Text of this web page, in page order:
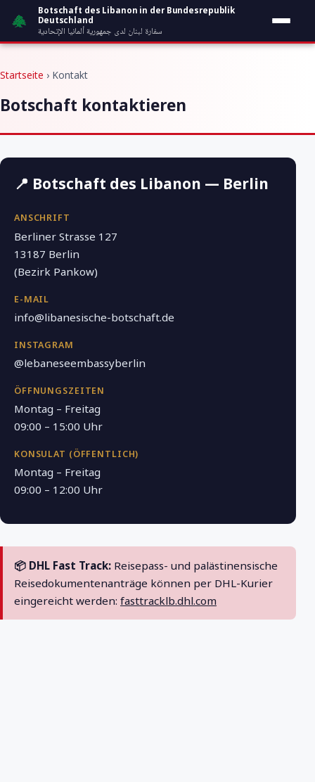
Zum Inhalt springen
Botschaft des Libanon in der Bundesrepublik
Deutschland
سفارة لبنان لدى جمهورية ألمانيا الإتحادية
Startseite › Kontakt
Botschaft kontaktieren
📍 Botschaft des Libanon — Berlin
ANSCHRIFT
Berliner Strasse 127
13187 Berlin
(Bezirk Pankow)
E-MAIL
info@libanesische-botschaft.de
INSTAGRAM
@lebaneseembassyberlin
ÖFFNUNGSZEITEN
Montag – Freitag
09:00 – 15:00 Uhr
KONSULAT (ÖFFENTLICH)
Montag – Freitag
09:00 – 12:00 Uhr
📦 DHL Fast Track: Reisepass- und palästinensische
Reisedokumentenanträge können per DHL-Kurier
eingereicht werden: fasttracklb.dhl.com